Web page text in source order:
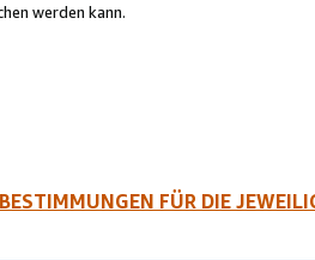
werden kann.
FÜR DIE